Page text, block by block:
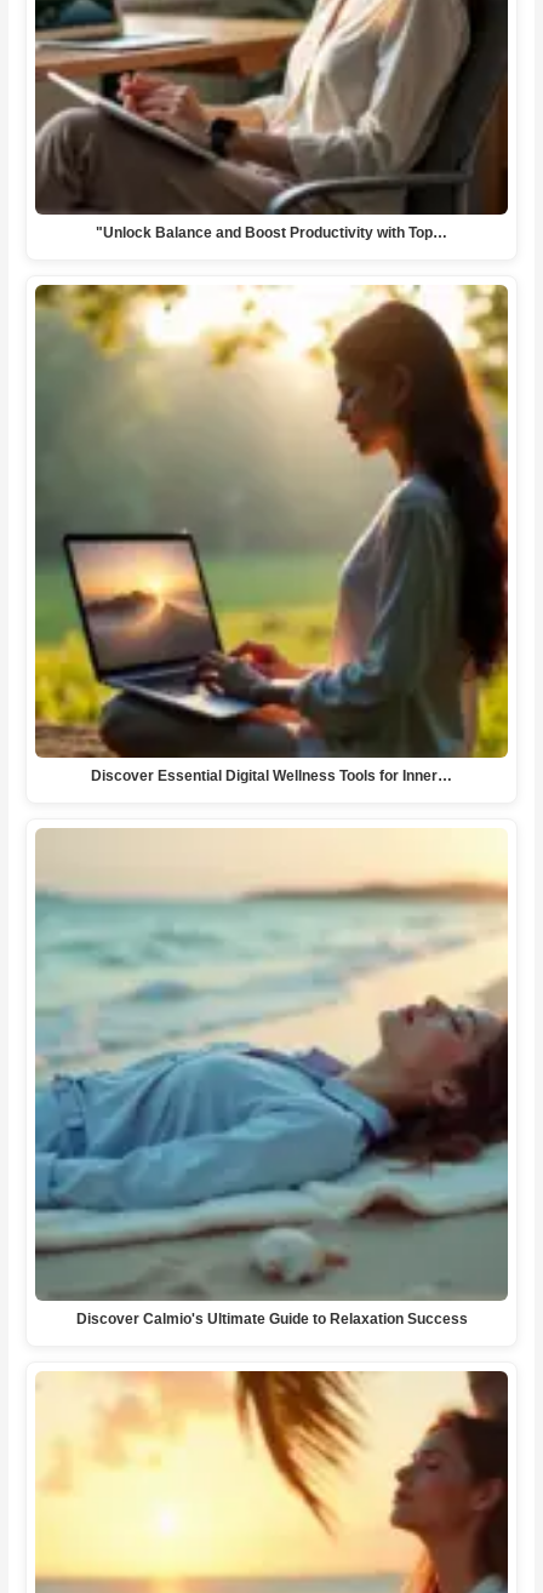
"Unlock Balance and Boost Productivity with Top…
Discover Essential Digital Wellness Tools for Inner…
Discover Calmio's Ultimate Guide to Relaxation Success